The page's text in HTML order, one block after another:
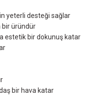
yeterli desteği sağlar
bir üründür
estetik bir dokunuş katar
bir hava katar